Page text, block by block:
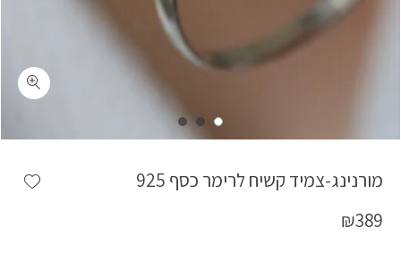
מורנינג-צמיד קשיח לרימר כסף 925
₪389